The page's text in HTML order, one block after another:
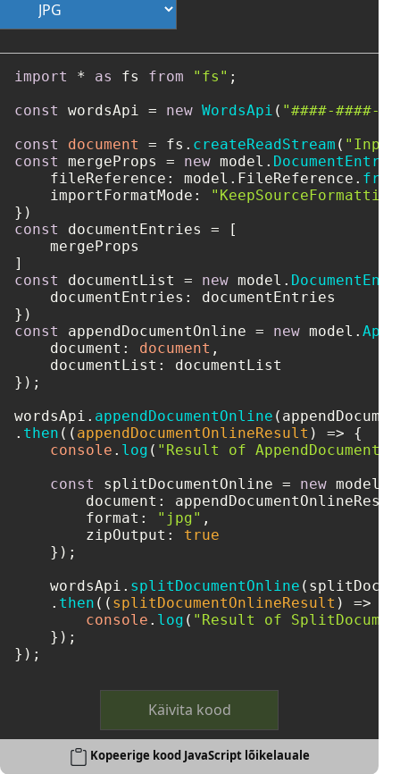
import * as fs from "fs" ;
const
wordsApi = new WordsApi ( "####-####-
const
document = fs. createReadStream (
const
mergeProps = new model. DocumentEntry
fileReference : model. FileReference .
importFormatMode :
const
documentEntries = [
    mergeProps
const
documentList = new model.
documentEntries : documentEntries
const
appendDocumentOnline = new model.
document : document ,
documentList : documentList
});
wordsApi. appendDocumentOnline
. then ( ( appendDocumentOnlineResult ) => {
console . log ( "Result of
const
splitDocumentOnline = new model.
document :
format : "jpg" ,
zipOutput : true
    });
    wordsApi.
splitDocumentOnline
    .
then ( ( splitDocumentOnlineResult ) =>
console . log ( "Result of
    });
});
Käivita kood
Kopeerige kood JavaScript lõikelauale